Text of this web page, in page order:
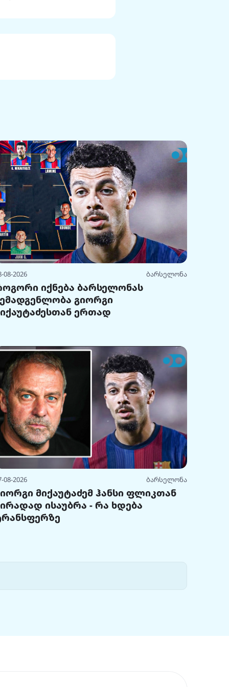
08-2026 ბარსელონა
იქნება ბარსელონას
გიორგი
ერთად
08-2026 ბარსელონა
მიქაუტაძემ ჰანსი ფლიკთან
ისაუბრა - რა ხდება